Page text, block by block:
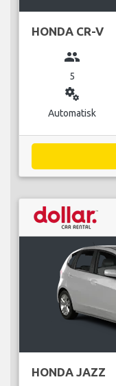
HONDA CR-V
group
5
miscellaneous_services
Automatisk
HONDA JAZZ